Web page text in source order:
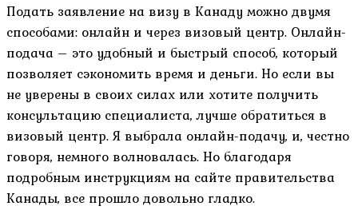
Подать заявление на визу в Канаду можно двумя
способами: онлайн и через визовый центр. Онлайн-
подача – это удобный и быстрый способ, который
позволяет сэкономить время и деньги. Но если вы
не уверены в своих силах или хотите получить
консультацию специалиста, лучше обратиться в
визовый центр. Я выбрала онлайн-подачу, и, честно
говоря, немного волновалась. Но благодаря
подробным инструкциям на сайте правительства
Канады, все прошло довольно гладко.